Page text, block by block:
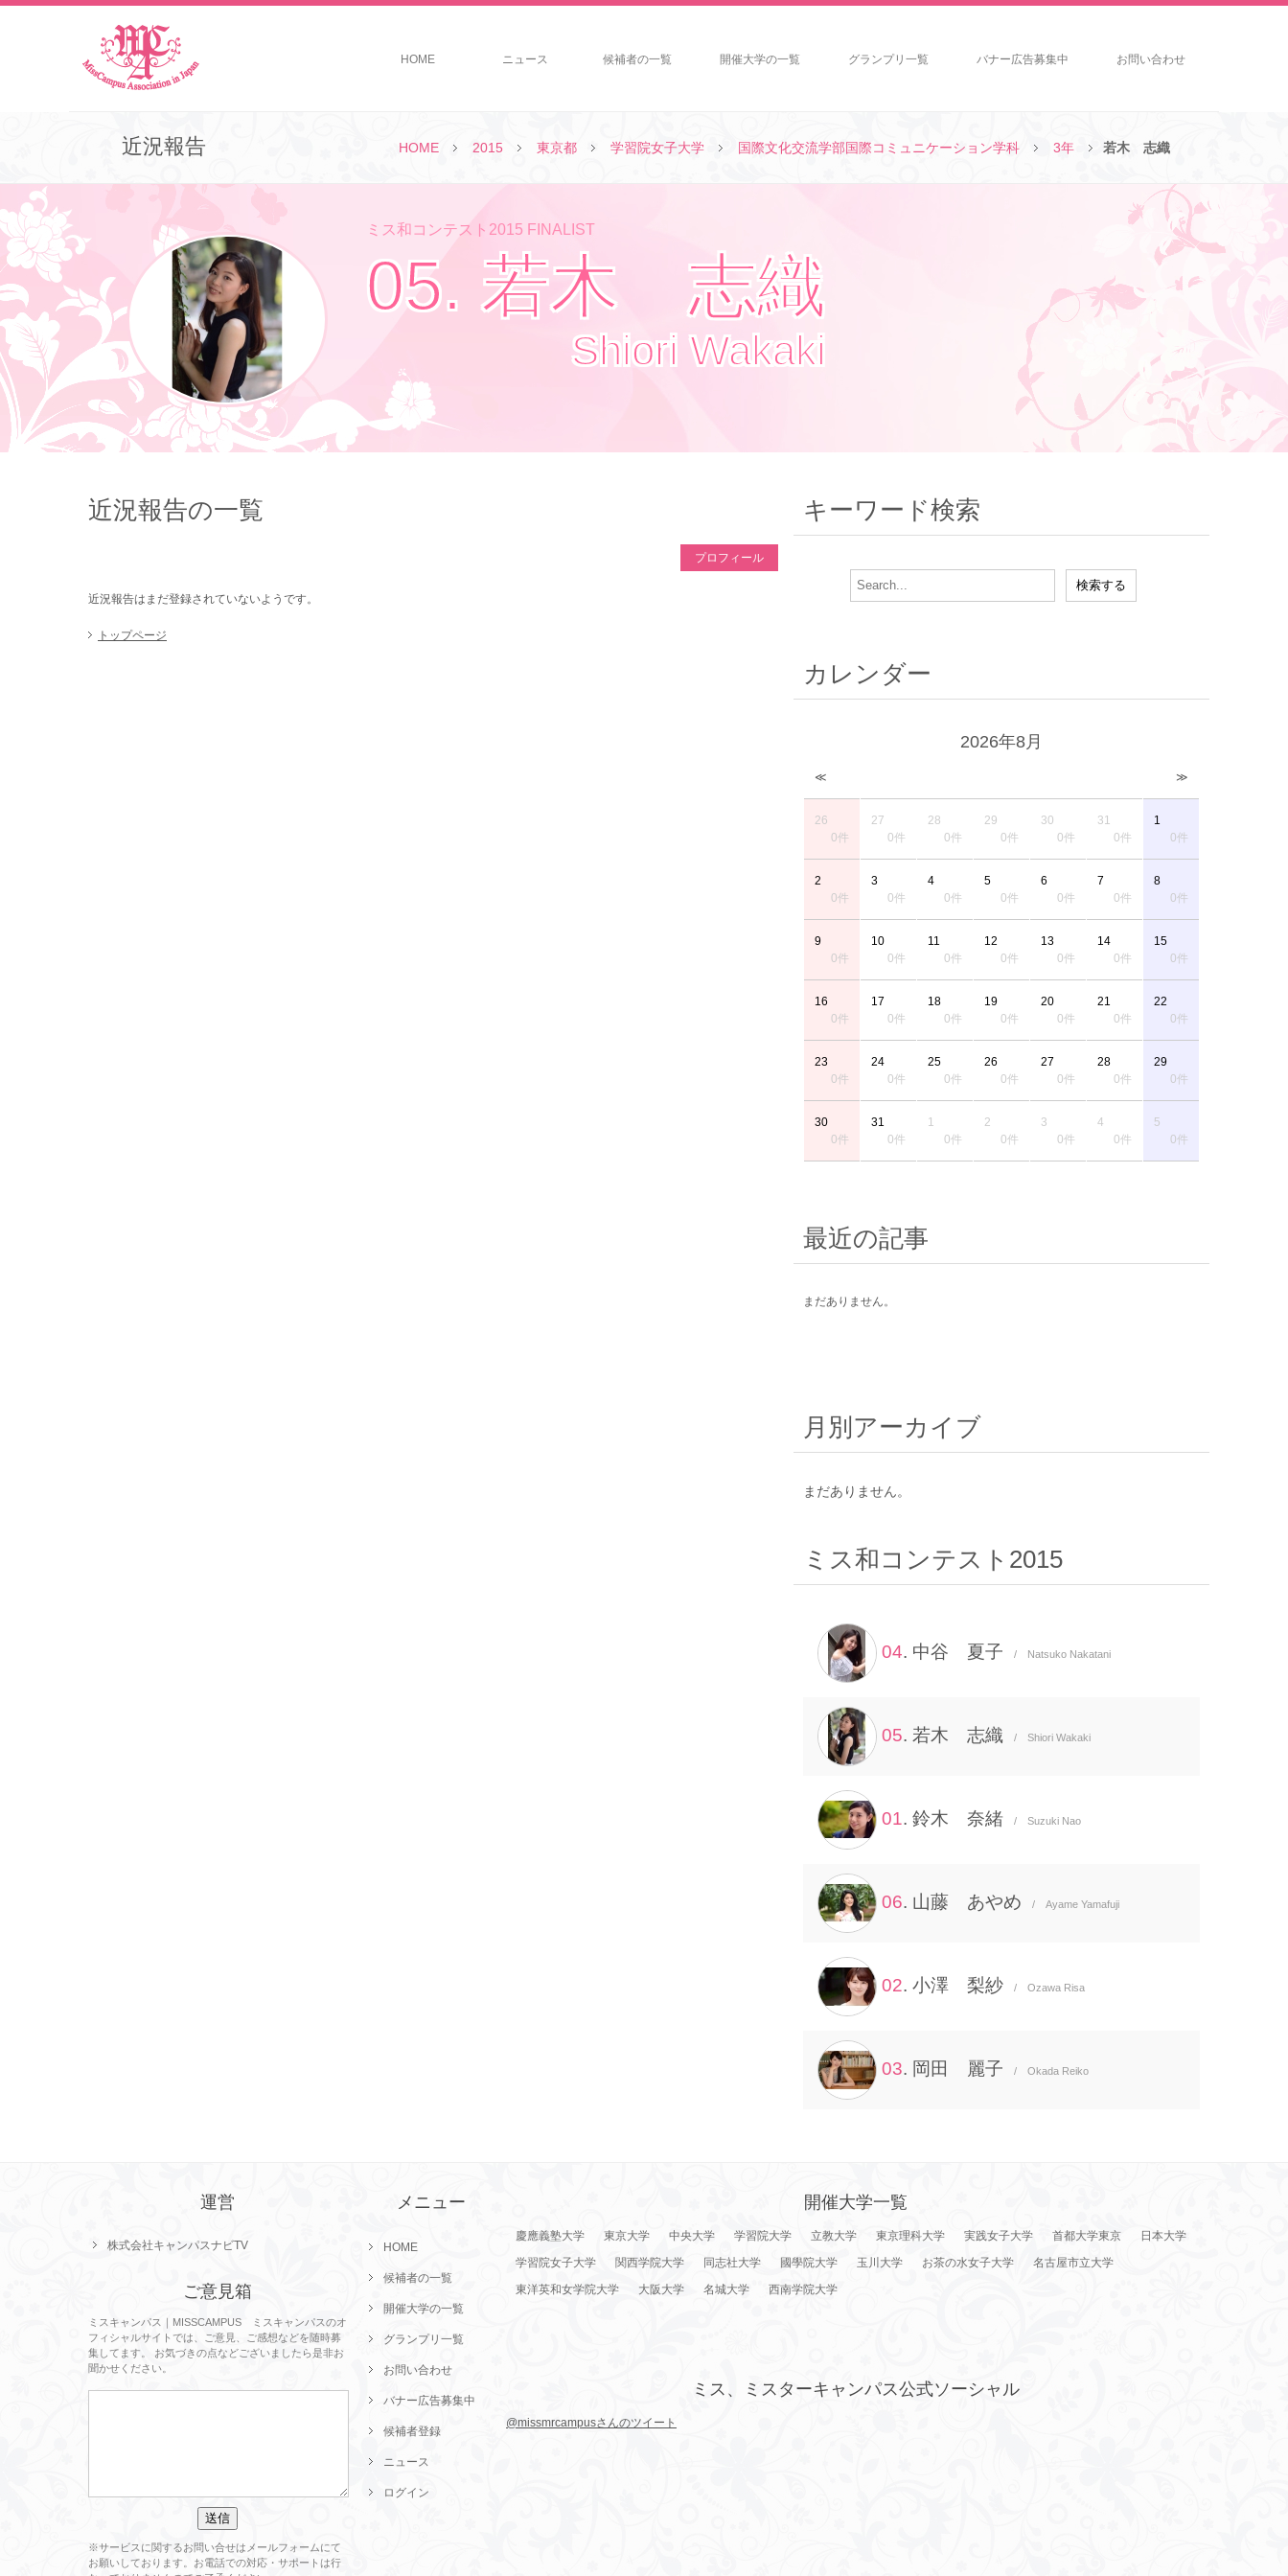
HOME ニュース 候補者の一覧 開催大学の一覧 グランプリ一覧 バナー広告募集中 お問い合わせ
HOME 2015 東京都 学習院女子大学 国際文化交流学部国際コミュニケーション学科 3年 若木 志織
近況報告
ミス和コンテスト2015 FINALIST
05. 若木 志織
Shiori Wakaki
近況報告の一覧
プロフィール
近況報告はまだ登録されていないようです。
トップページ
キーワード検索
カレンダー
2026年8月
≪ ≫
26
0件
27
0件
28
0件
29
0件
30
0件
31
0件
1
0件
2
0件
3
0件
4
0件
5
0件
6
0件
7
0件
8
0件
9
0件
10
0件
11
0件
12
0件
13
0件
14
0件
15
0件
16
0件
17
0件
18
0件
19
0件
20
0件
21
0件
22
0件
23
0件
24
0件
25
0件
26
0件
27
0件
28
0件
29
0件
30
0件
31
0件
1
0件
2
0件
3
0件
4
0件
5
0件
最近の記事
まだありません。
月別アーカイブ
まだありません。
ミス和コンテスト2015
04. 中谷 夏子 / Natsuko Nakatani
05. 若木 志織 / Shiori Wakaki
01. 鈴木 奈緒 / Suzuki Nao
06. 山藤 あやめ / Ayame Yamafuji
02. 小澤 梨紗 / Ozawa Risa
03. 岡田 麗子 / Okada Reiko
運営
株式会社キャンパスナビTV
ご意見箱
ミスキャンパス｜MISSCAMPUS ミスキャンパスのオ
フィシャルサイトでは、ご意見、ご感想などを随時募
集してます。 お気づきの点などございましたら是非お
聞かせください。
※サービスに関するお問い合せはメールフォームにて
お願いしております。お電話での対応・サポートは行
メニュー
HOME
候補者の一覧
開催大学の一覧
グランプリ一覧
お問い合わせ
バナー広告募集中
候補者登録
ニュース
ログイン
開催大学一覧
慶應義塾大学 東京大学 中央大学 学習院大学 立教大学 東京理科大学 実践女子大学 首都大学東京
日本大学
学習院女子大学
関西学院大学 同志社大学 國學院大学 玉川大学 お茶の水女子大学
名古屋市立大学
東洋英和女学院大学
大阪大学 名城大学 西南学院大学
ミス、ミスターキャンパス公式ソーシャル
@missmrcampusさんのツイート